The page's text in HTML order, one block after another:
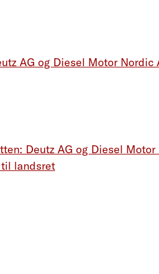
AG og Diesel Motor
Deutz AG og Diesel
landsret